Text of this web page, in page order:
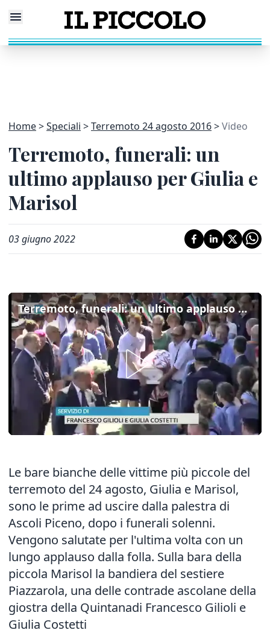
Home Speciali Terremoto 24 agosto 2016 Video
Terremoto, funerali: un
ultimo applauso per Giulia e
Marisol
03 giugno 2022
Terremoto, funerali: un ultimo applauso per Giulia e Marisol
Le bare bianche delle vittime più piccole del
terremoto del 24 agosto, Giulia e Marisol,
sono le prime ad uscire dalla palestra di
Ascoli Piceno, dopo i funerali solenni.
Vengono salutate per l'ultima volta con un
lungo applauso dalla folla. Sulla bara della
piccola Marisol la bandiera del sestiere
Piazzarola, una delle contrade ascolane della
giostra della Quintanadi Francesco Gilioli e
Giulia Costetti